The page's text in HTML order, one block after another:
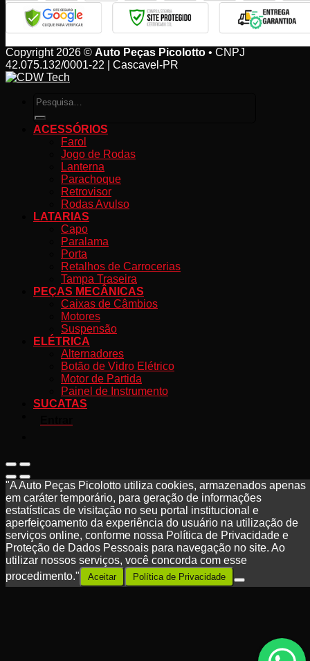
Copyright 2026 © Auto Peças Picolotto • CNPJ
42.075.132/0001-22 | Cascavel-PR
Pesquisar
por:
ACESSÓRIOS
Farol
Jogo de Rodas
Lanterna
Parachoque
Retrovisor
Rodas Avulso
LATARIAS
Capo
Paralama
Porta
Retalhos de Carrocerias
Tampa Traseira
PEÇAS MECÂNICAS
Caixas de Câmbios
Motores
Suspensão
ELÉTRICA
Alternadores
Botão de Vidro Elétrico
Motor de Partida
Painel de Instrumento
SUCATAS
"A Auto Peças Picolotto utiliza cookies, armazenados apenas
em caráter temporário, para geração de informações
estatísticas de visitação no seu portal institucional e
aperfeiçoamento da experiência do usuário na utilização de
serviços online, conforme nossa Política de Privacidade e
Proteção de Dados Pessoais para navegação no site. Ao
utilizar nossos serviços, você concorda com esse
procedimento."
Aceitar Política de Privacidade